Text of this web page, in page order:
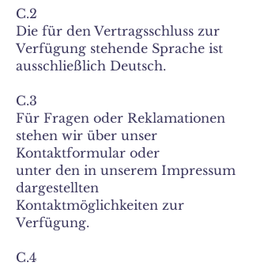
C.2
Die für den Vertragsschluss zur
Verfügung stehende Sprache ist
ausschließlich Deutsch.
C.3
Für Fragen oder Reklamationen
stehen wir über unser
Kontaktformular oder
unter den in unserem Impressum
dargestellten
Kontaktmöglichkeiten zur
Verfügung.
C.4